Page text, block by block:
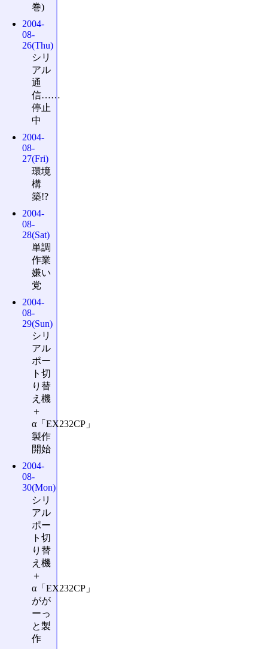
巻)
2004-
08-
26(Thu)
シリ
アル
通
信……
停止
中
2004-
08-
27(Fri)
環境
構
築!?
2004-
08-
28(Sat)
単調
作業
嫌い
党
2004-
08-
29(Sun)
シリ
アル
ポー
ト切
り替
え機
＋
α「EX232CP」
製作
開始
2004-
08-
30(Mon)
シリ
アル
ポー
ト切
り替
え機
＋
α「EX232CP」
がが
ーっ
と製
作